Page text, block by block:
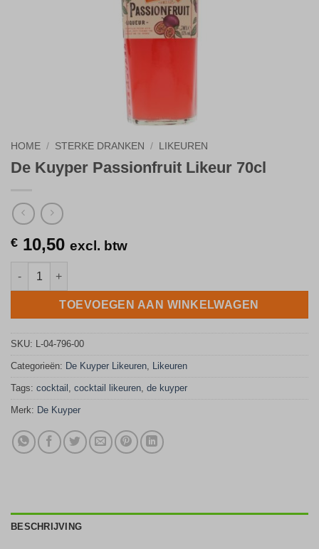
HOME / STERKE DRANKEN / LIKEUREN
De Kuyper Passionfruit Likeur 70cl
€ 10,50 excl. btw
De Kuyper Passionfruit Likeur 70cl aantal
TOEVOEGEN AAN WINKELWAGEN
SKU: L-04-796-00
Categorieën: De Kuyper Likeuren, Likeuren
Tags: cocktail , cocktail likeuren, de kuyper
Merk: De Kuyper
BESCHRIJVING